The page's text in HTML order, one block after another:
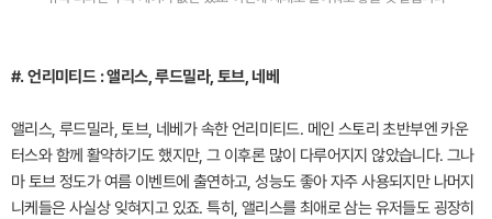
#. 언리미티드 : 앨리스, 루드밀라, 토브, 네베
앨리스, 루드밀라, 토브, 네베가 속한 언리미티드. 메인 스토리 초반부엔 카운
터스와 함께 활약하기도 했지만, 그 이후론 많이 다루어지지 않았습니다. 그나
마 토브 정도가 여름 이벤트에 출연하고, 성능도 좋아 자주 사용되지만 나머지
니케들은 사실상 잊혀지고 있죠. 특히, 앨리스를 최애로 삼는 유저들도 굉장히